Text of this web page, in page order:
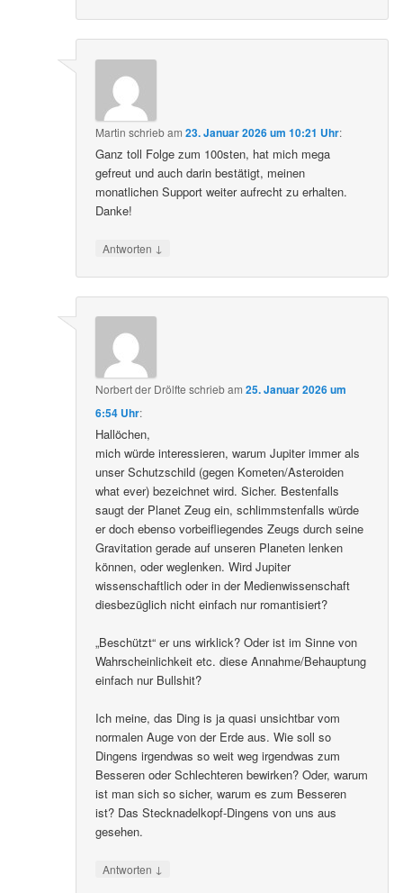
Martin schriebam23. Januar 2026 um 10:21 Uhr:
Ganz toll Folge zum 100sten, hat mich mega
gefreut und auch darin bestätigt, meinen
monatlichen Support weiter aufrecht zu erhalten.
Danke!
Antworten ↓
Norbert der Drölfte schriebam25. Januar 2026 um
6:54 Uhr:
Hallöchen,
mich würde interessieren, warum Jupiter immer als
unser Schutzschild (gegen Kometen/Asteroiden
what ever) bezeichnet wird. Sicher. Bestenfalls
saugt der Planet Zeug ein, schlimmstenfalls würde
er doch ebenso vorbeifliegendes Zeugs durch seine
Gravitation gerade auf unseren Planeten lenken
können, oder weglenken. Wird Jupiter
wissenschaftlich oder in der Medienwissenschaft
diesbezüglich nicht einfach nur romantisiert?
„Beschützt“ er uns wirklick? Oder ist im Sinne von
Wahrscheinlichkeit etc. diese Annahme/Behauptung
einfach nur Bullshit?
Ich meine, das Ding is ja quasi unsichtbar vom
normalen Auge von der Erde aus. Wie soll so
Dingens irgendwas so weit weg irgendwas zum
Besseren oder Schlechteren bewirken? Oder, warum
ist man sich so sicher, warum es zum Besseren
ist? Das Stecknadelkopf-Dingens von uns aus
gesehen.
Antworten ↓